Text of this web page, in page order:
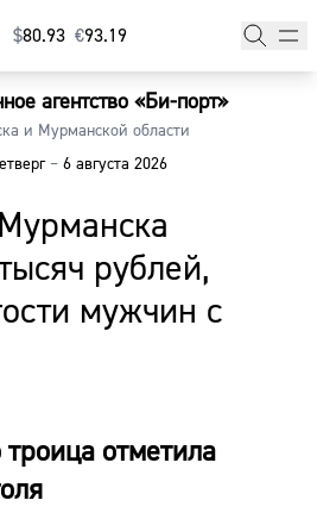
$⁠80.93 €⁠93.19
агентство «Би-порт»
и Мурманской области
– 6 августа 2026
рублей,
мужчин с
отметила